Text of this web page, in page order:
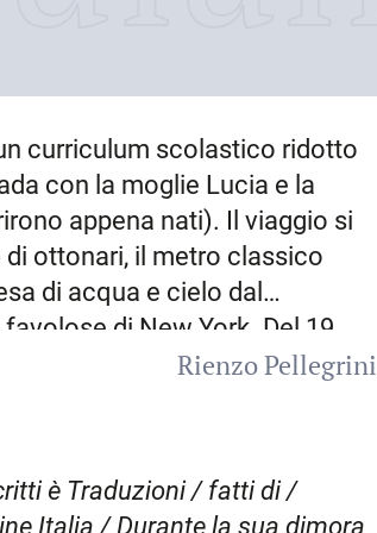
curriculum scolastico ridotto
con la moglie Lucia e la
appena nati). Il viaggio si
ottonari, il metro classico
di acqua e cielo dal
di New York. Del 19
Saranno ad ogni modo
quasi intero della
banda musicale, nodo – e
Rienzo Pellegrini
è Traduzioni / fatti di /
Italia / Durante la sua dimora